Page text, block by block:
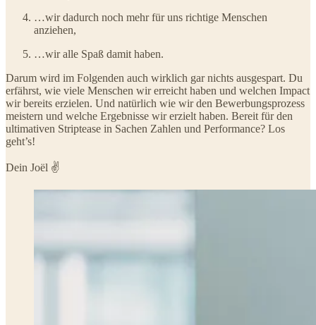
…wir dadurch noch mehr für uns richtige Menschen
anziehen,
…wir alle Spaß damit haben.
Darum wird im Folgenden auch wirklich gar nichts ausgespart. Du
erfährst, wie viele Menschen wir erreicht haben und welchen Impact
wir bereits erzielen. Und natürlich wie wir den Bewerbungsprozess
meistern und welche Ergebnisse wir erzielt haben. Bereit für den
ultimativen Striptease in Sachen Zahlen und Performance? Los
geht’s!
Dein Joël ✌️